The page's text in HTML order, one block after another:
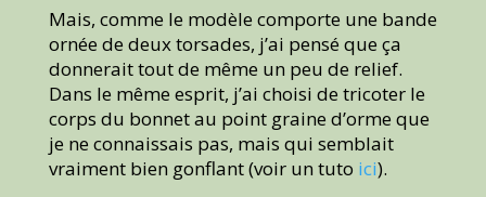
Mais, comme le modèle comporte une bande
ornée de deux torsades, j’ai pensé que ça
donnerait tout de même un peu de relief.
Dans le même esprit, j’ai choisi de tricoter le
corps du bonnet au point graine d’orme que
je ne connaissais pas, mais qui semblait
vraiment bien gonflant (voir un tuto ici).